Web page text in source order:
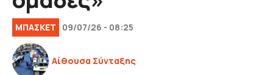
ΜΠΑΣΚΕΤ 09/07/26 - 08:25
Αίθουσα Σύνταξης